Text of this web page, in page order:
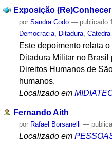
Exposição
porSandra Codo — publicado
Democracia Ditadura ,
Este depoimento relata
Ditadura Militar no
Direitos Humanos de
humanos.
Localizado em
Fernando Aith
por Rafael Borsanelli —
Localizado em